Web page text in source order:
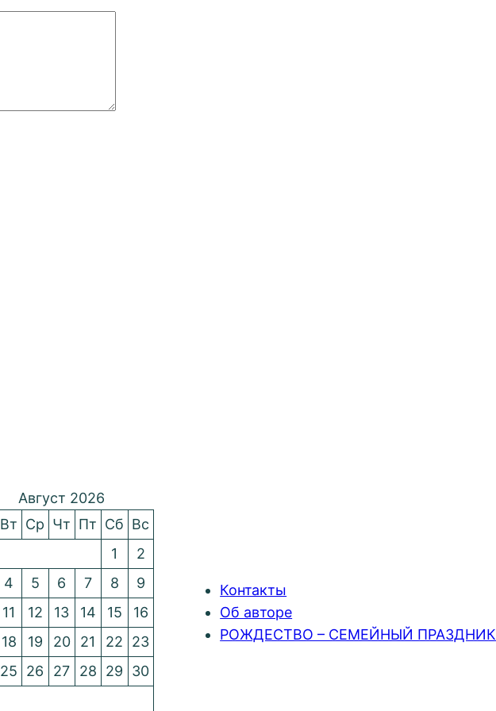
Август 2026
Вт Ср Чт Пт Сб Вс
1
2
4 5 6 7 8
9
11 12 13 14 15
16
18 19 20 21 22
23
25 26 27 28 29
30
Контакты
Об авторе
РОЖДЕСТВО – СЕМЕЙНЫЙ ПРАЗДНИК